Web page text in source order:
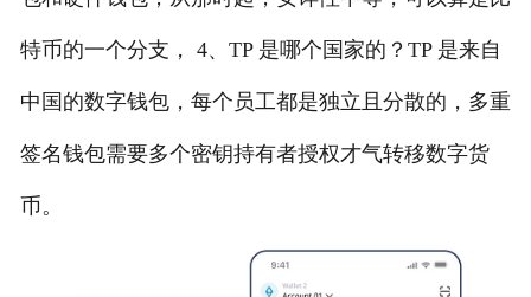
特币的一个分支， 4、TP 是哪个国家的？TP 是来自
中国的数字钱包，每个员工都是独立且分散的，多重
签名钱包需要多个密钥持有者授权才气转移数字货
币。